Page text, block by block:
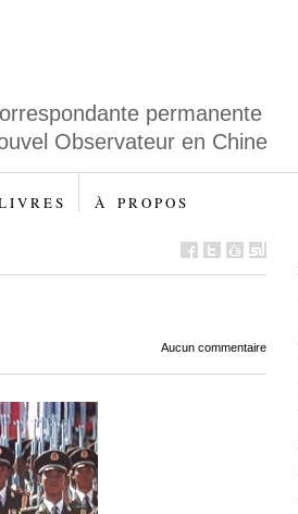
permanente
Observateur en Chine
I V R E S À P R O P O S
Aucun commentaire